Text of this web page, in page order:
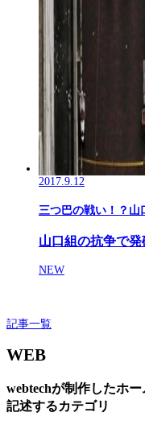
2017.9.12
三つ巴の戦い！？山
山口組の抗争で発
NEW
記事一覧
WEB
webtechが制作したホ
記述するカテゴリ